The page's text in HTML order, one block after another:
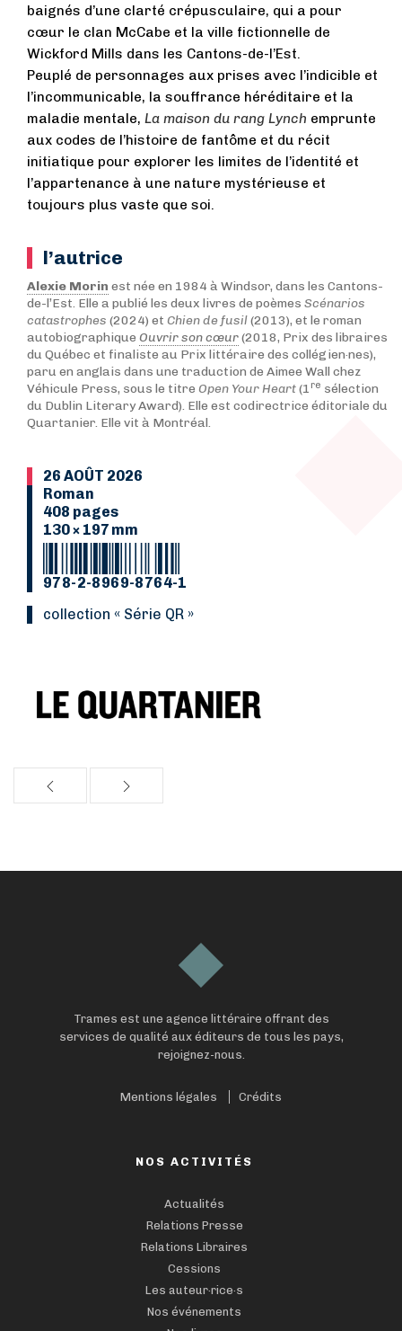
baignés d’une clarté crépusculaire, qui a pour
cœur le clan McCabe et la ville fictionnelle de
Wickford Mills dans les Cantons-de-l’Est.
Peuplé de personnages aux prises avec l’indicible et
l’incommunicable, la souffrance héréditaire et la
maladie mentale, La maison du rang Lynch emprunte
aux codes de l’histoire de fantôme et du récit
initiatique pour explorer les limites de l’identité et
l’appartenance à une nature mystérieuse et
toujours plus vaste que soi.
l’autrice
Alexie Morin est née en 1984 à Windsor, dans les Cantons-
de-l’Est. Elle a publié les deux livres de poèmes Scénarios
catastrophes (2024) et Chien de fusil(2013), et le roman
autobiographique Ouvrir son cœur(2018, Prix des libraires
du Québec et finaliste au Prix littéraire des collégien·nes),
paru en anglais dans une traduction de Aimee Wall chez
Véhicule Press, sous le titre Open Your Heart(1 re sélection
du Dublin Literary Award). Elle est codirectrice éditoriale du
Quartanier. Elle vit à Montréal.
26 AOÛT 2026
Roman
408 pages
130 × 197 mm
978-2-8969-8764-1
collection « Série QR »
Trames est une agence littéraire offrant des
services de qualité aux éditeurs de tous les pays,
rejoignez-nous.
Mentions légales Crédits
NOS ACTIVITÉS
Actualités
Relations Presse
Relations Libraires
Cessions
Les auteur·rice·s
Nos événements